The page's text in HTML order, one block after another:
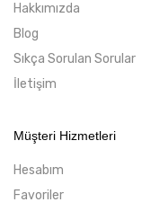
Hakkımızda
Blog
Sıkça Sorulan Sorular
İletişim
Müşteri Hizmetleri
Hesabım
Favoriler